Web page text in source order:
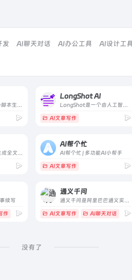
发 AI聊天对话 AI办公工具 AI设计工
创意生成+情节生成+脚本生成，AI编剧3步走，AI自动帮你搞定剧情！搭配长短视频拍摄
LongShot AI
LongShot是一个由人工智能驱动的内容写作助手，研究、生成和优化高质量的长篇内容。写博客永远不会感到如此轻松。
AI文章写作
Highlight网页，AI生成全文摘要，导入笔记软件，还可以生成Youtube内容概要
AI帮个忙
AI帮个忙 | 多功能AI小帮手
AI文章写作
续写
作 # adventure # ai # ai dungeon
通义千问
通义千问是阿里巴巴通义实验室的大模型家族，提供自然语言理解、文本生成、视觉理解、音频理解等多种能力，覆盖对话、编程、多模态等应用。
AI文章写作 AI聊天对话 #
没有了